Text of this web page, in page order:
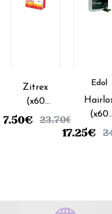
Zitrex
(x60
cápsulas)
€ 23.70€
Edol
(x60
17.25€